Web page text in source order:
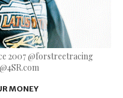
2007 @forstreetracing
MONEY